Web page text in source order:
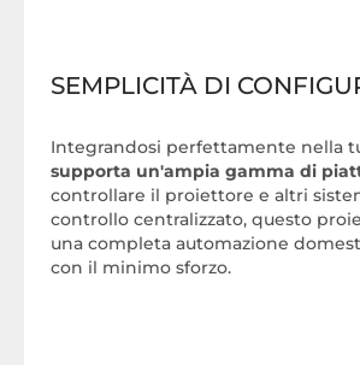
SEMPLICITÀ DI
Integrandosi perfettamente nella
supporta un'ampia gamma di
controllare il proiettore e altri
controllo centralizzato, questo
una completa automazione
con il minimo sforzo.